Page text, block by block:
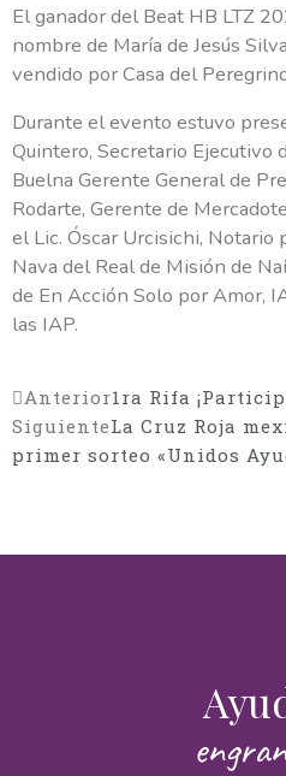
El ganador del Beat HB LTZ
nombre de María de Jesús
vendido por Casa del
Durante el evento estuvo
Quintero, Secretario Ejecutivo
Buelna Gerente General de
Rodarte, Gerente de
el Lic. Óscar Urcisichi,
Nava del Real de Misión de
de En Acción Solo por Amor,
las IAP.
Anterior1ra Rifa
SiguienteLa Cruz Roja
primer sorteo «Unidos
Deseo
¡Muchas gracias por
Nombre(s)
Apellidos
Email
¿Cómo deseas ayudar?